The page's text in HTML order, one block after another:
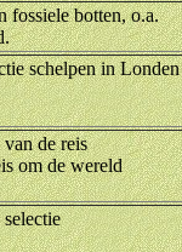
fossiele botten, o.a.
schelpen in Londen
de reis
de wereld